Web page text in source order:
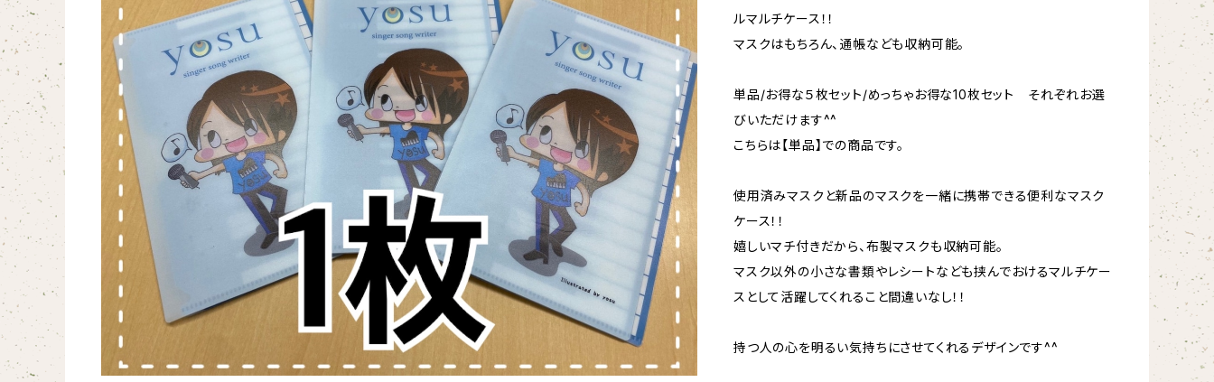
ルマルチケース！！
マスクはもちろん、通帳なども収納可能。
単品/お得な５枚セット/めっちゃお得な10枚セット それぞれお選
びいただけます^^
こちらは【単品】での商品です。
使用済みマスクと新品のマスクを一緒に携帯できる便利なマスク
ケース！！
嬉しいマチ付きだから、布製マスクも収納可能。
マスク以外の小さな書類やレシートなども挟んでおけるマルチケー
スとして活躍してくれること間違いなし！！
持つ人の心を明るい気持ちにさせてくれるデザインです^^